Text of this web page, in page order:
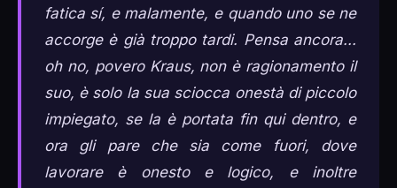
fatica sí, e malamente, e quando uno se ne
accorge è già troppo tardi. Pensa ancora...
oh no, povero Kraus, non è ragionamento il
suo, è solo la sua sciocca onestà di piccolo
impiegato, se la è portata fin qui dentro, e
ora gli pare che sia come fuori, dove
lavorare è onesto e logico, e inoltre